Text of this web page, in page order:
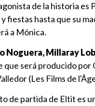
de la historia es
fiestas hasta que su
a Mónica.
Noguera, Millaray
que será producido por
(Les Films de
de partida de Eltit es